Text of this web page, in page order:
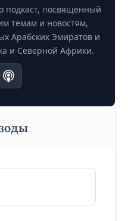
подкаст, посвященный
темам и новостям,
Арабских Эмиратов и
и Северной Африки.